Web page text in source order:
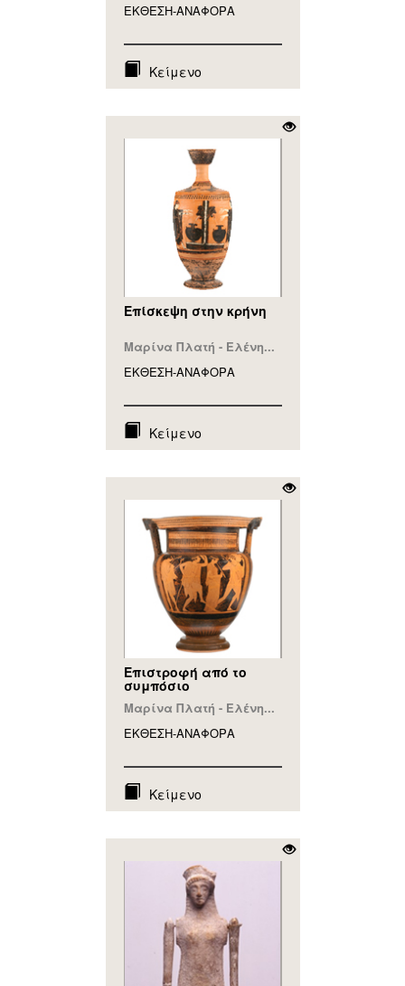
ΕΚΘΕΣΗ-ΑΝΑΦΟΡA
Κείμενο
Επίσκεψη στην κρήνη
Μαρίνα Πλατή - Ελένη...
ΕΚΘΕΣΗ-ΑΝΑΦΟΡA
Κείμενο
Επιστροφή από το
συμπόσιο
Μαρίνα Πλατή - Ελένη...
ΕΚΘΕΣΗ-ΑΝΑΦΟΡA
Κείμενο